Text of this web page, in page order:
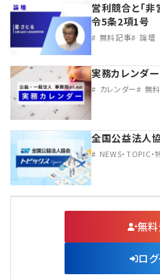
営利競合と｢非
令5条2項1号
無料記事 論壇
実務カレンダー
カレンダー 無
全国公益法人
NEWS・TOPIC・
無
ロ